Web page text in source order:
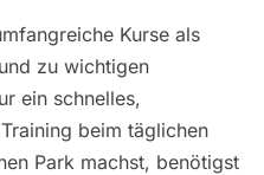
Kurse als
zu wichtigen
ein schnelles,
beim täglichen
Park machst, benötigst